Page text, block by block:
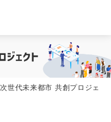
次世代未来都市 共創プロジェ